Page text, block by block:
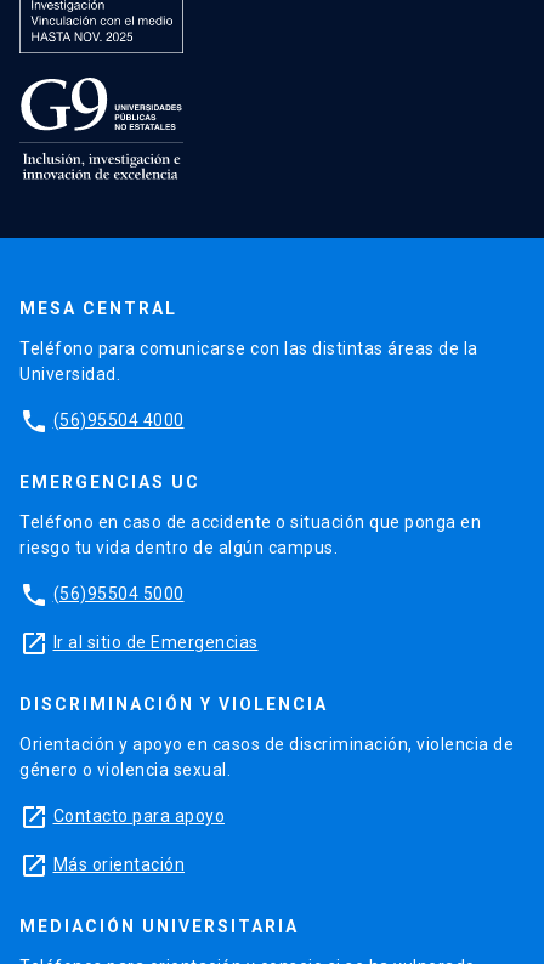
MESA CENTRAL
Teléfono para comunicarse con las distintas áreas de la
Universidad.
phone (56)95504 4000
EMERGENCIAS UC
Teléfono en caso de accidente o situación que ponga en
riesgo tu vida dentro de algún campus.
phone (56)95504 5000
launch Ir al sitio de Emergencias
DISCRIMINACIÓN Y VIOLENCIA
Orientación y apoyo en casos de discriminación, violencia de
género o violencia sexual.
launch Contacto para apoyo
launch Más orientación
MEDIACIÓN UNIVERSITARIA